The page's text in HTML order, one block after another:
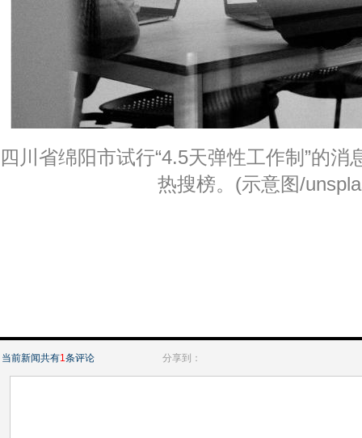
四川省绵阳市试行“4.5天弹性工作制”的
热搜榜。(示意图/
当前新闻共有1条评论 分享到：